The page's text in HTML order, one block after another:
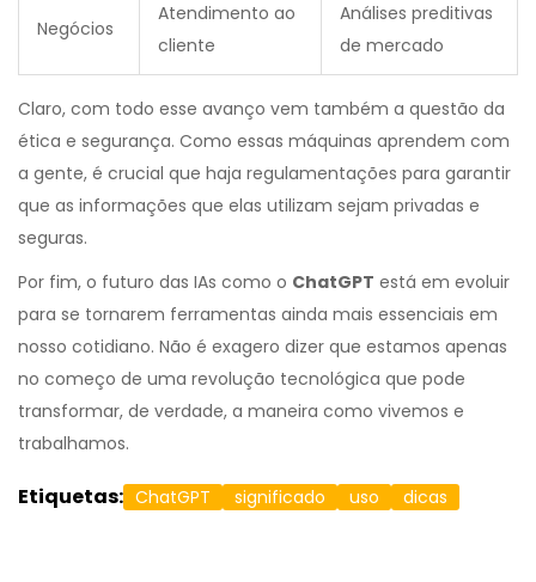
Negócios
Atendimento ao
cliente
Análises preditivas
de mercado
Claro, com todo esse avanço vem também a questão da
ética e segurança. Como essas máquinas aprendem com
a gente, é crucial que haja regulamentações para garantir
que as informações que elas utilizam sejam privadas e
seguras.
Por fim, o futuro das IAs como o ChatGPT está em evoluir
para se tornarem ferramentas ainda mais essenciais em
nosso cotidiano. Não é exagero dizer que estamos apenas
no começo de uma revolução tecnológica que pode
transformar, de verdade, a maneira como vivemos e
trabalhamos.
Etiquetas: ChatGPT significado uso dicas